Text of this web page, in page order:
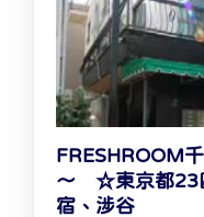
FRESHROOM
～ ☆東京都23
宿、涉谷